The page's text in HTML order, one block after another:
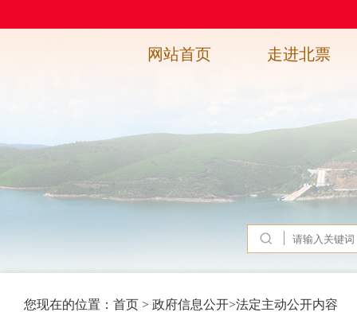
网站首页 走进北票
您现在的位置： 首页 > 政府信息公开>法定主动公开内容